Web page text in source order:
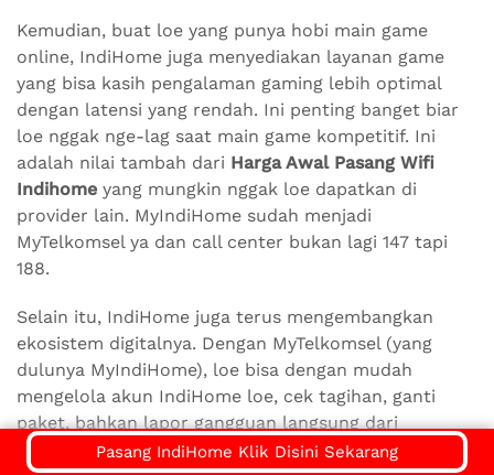
Kemudian, buat loe yang punya hobi main game
online, IndiHome juga menyediakan layanan game
yang bisa kasih pengalaman gaming lebih optimal
dengan latensi yang rendah. Ini penting banget biar
loe nggak nge-lag saat main game kompetitif. Ini
adalah nilai tambah dari Harga Awal Pasang Wifi
Indihome yang mungkin nggak loe dapatkan di
provider lain. MyIndiHome sudah menjadi
MyTelkomsel ya dan call center bukan lagi 147 tapi
188.
Selain itu, IndiHome juga terus mengembangkan
ekosistem digitalnya. Dengan MyTelkomsel (yang
dulunya MyIndiHome), loe bisa dengan mudah
mengelola akun IndiHome loe, cek tagihan, ganti
paket, bahkan lapor gangguan langsung dari
genggaman. Ini menunjukkan komitmen IndiHome
Pasang IndiHome Klik Disini Sekarang